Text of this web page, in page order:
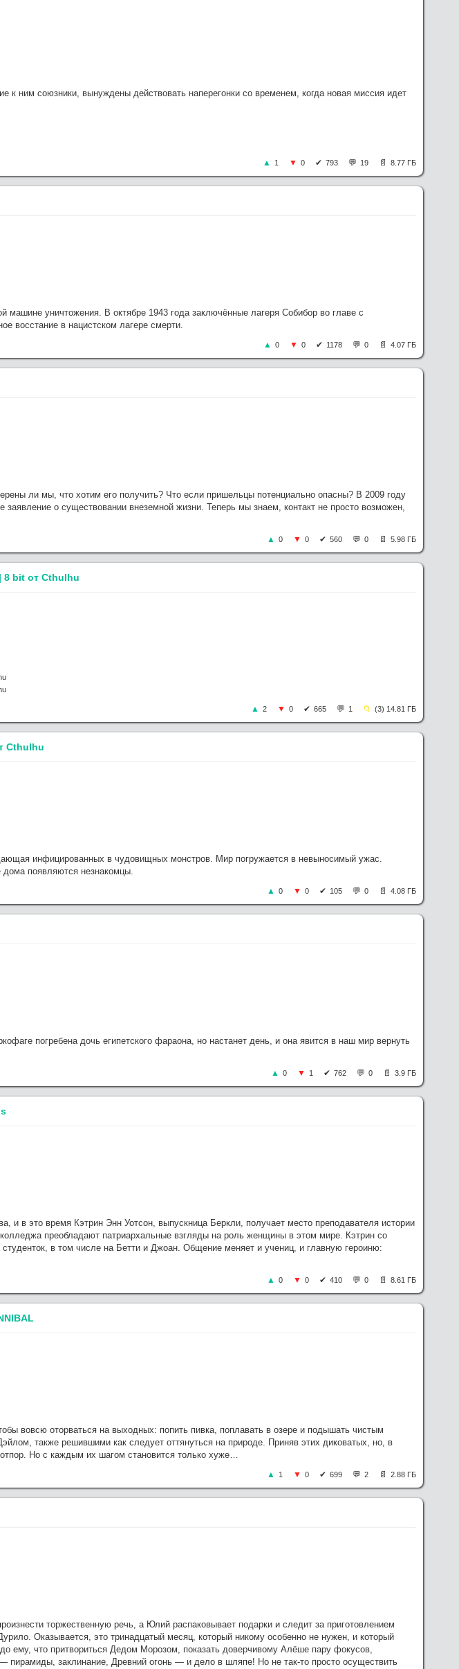
к ним союзники, вынуждены действовать наперегонки со временем, когда новая миссия идет
1 0 793 19 8.77 ГБ
машине уничтожения. В октябре 1943 года заключённые лагеря Собибор во главе с
восстание в нацистском лагере смерти.
0 0 1178 0 4.07 ГБ
ли мы, что хотим его получить? Что если пришельцы потенциально опасны? В 2009 году
о существовании внеземной жизни. Теперь мы знаем, контакт не просто возможен,
0 0 560 0 5.98 ГБ
8 bit от Cthulhu
2 0 665 1 (3) 14.81 ГБ
Cthulhu
инфицированных в чудовищных монстров. Мир погружается в невыносимый ужас.
появляются незнакомцы.
0 0 105 0 4.08 ГБ
погребена дочь египетского фараона, но настанет день, и она явится в наш мир вернуть
0 1 762 0 3.9 ГБ
и в это время Кэтрин Энн Уотсон, выпускница Беркли, получает место преподавателя истории
преобладают патриархальные взгляды на роль женщины в этом мире. Кэтрин со
в том числе на Бетти и Джоан. Общение меняет и учениц, и главную героиню:
0 0 410 0 8.61 ГБ
вовсю оторваться на выходных: попить пивка, поплавать в озере и подышать чистым
также решившими как следует оттянуться на природе. Приняв этих диковатых, но, в
Но с каждым их шагом становится только хуже…
1 0 699 2 2.88 ГБ
торжественную речь, а Юлий распаковывает подарки и следит за приготовлением
Оказывается, это тринадцатый месяц, который никому особенно не нужен, и который
ему, что притвориться Дедом Морозом, показать доверчивому Алёше пару фокусов,
заклинание, Древний огонь — и дело в шляпе! Но не так-то просто осуществить